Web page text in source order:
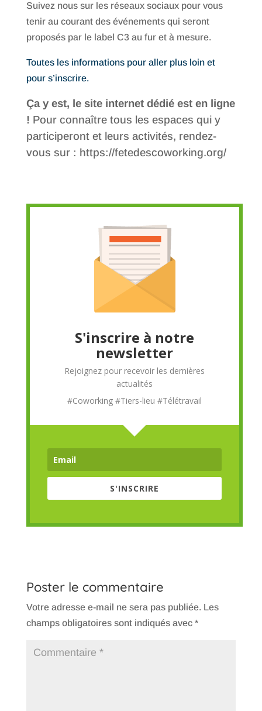
Suivez nous sur les réseaux sociaux pour vous
tenir au courant des événements qui seront
proposés par le label C3 au fur et à mesure.
Toutes les informations pour aller plus loin et
pour s’inscrire.
Ça y est, le site internet dédié est en ligne
! Pour connaître tous les espaces qui y
participeront et leurs activités, rendez-
vous sur : https://fetedescoworking.org/
S'inscrire à notre
newsletter
Rejoignez pour recevoir les dernières
actualités
#Coworking #Tiers-lieu #Télétravail
S'INSCRIRE
Poster le commentaire
Votre adresse e-mail ne sera pas publiée. Les
champs obligatoires sont indiqués avec *